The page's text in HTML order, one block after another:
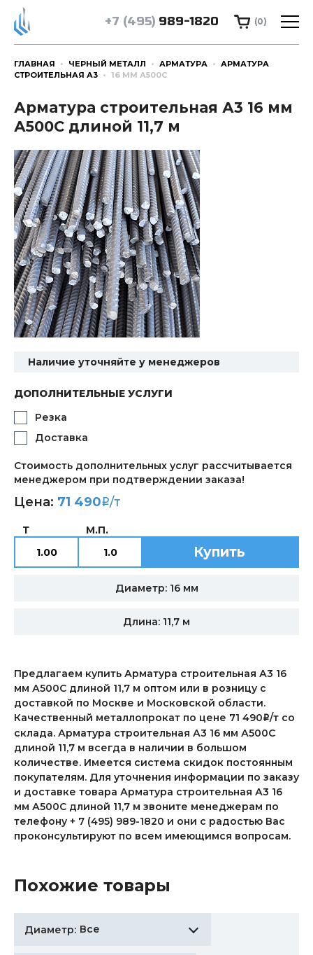
+7 (495) 989-1820 (0)
ГЛАВНАЯ ЧЕРНЫЙ МЕТАЛЛ АРМАТУРА
АРМАТУРА
СТРОИТЕЛЬНАЯ А3
16 ММ А500С
Арматура строительная А3 16 мм
А500С длиной 11,7 м
Наличие уточняйте у менеджеров
ДОПОЛНИТЕЛЬНЫЕ УСЛУГИ
Резка
Доставка
Стоимость дополнительных услуг рассчитывается
менеджером при подтверждении заказа!
Цена: 71 490i/т
Т М.П.
Купить
Диаметр: 16 мм
Длина: 11,7 м
Предлагаем купить Арматура строительная А3 16
мм А500С длиной 11,7 м оптом или в розницу с
доставкой по Москве и Московской области.
Качественный металлопрокат по цене 71 490i/т со
склада. Арматура строительная А3 16 мм А500С
длиной 11,7 м всегда в наличии в большом
количестве. Имеется система скидок постоянным
покупателям. Для уточнения информации по заказу
и доставке товара Арматура строительная А3 16
мм А500С длиной 11,7 м звоните менеджерам по
телефону + 7 (495) 989-1820 и они с радостью Вас
проконсультируют по всем имеющимся вопросам.
Похожие товары
Диаметр: Все